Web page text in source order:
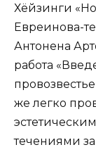
Хёйзинги
Евреинова-
Антонена
работа
же легко
течениями